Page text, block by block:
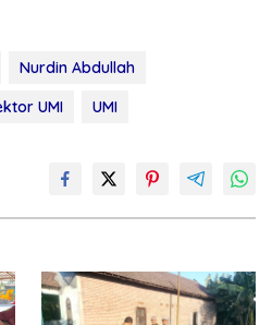
Nurdin Abdullah
UMI UMI